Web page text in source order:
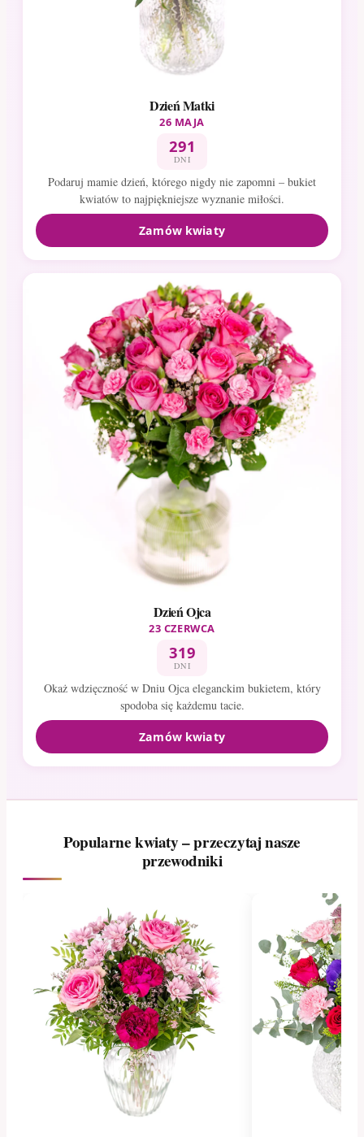
Dzień Matki
26 MAJA
291
DNI
Podaruj mamie dzień, którego nigdy nie zapomni – bukiet
kwiatów to najpiękniejsze wyznanie miłości.
Zamów kwiaty
Dzień Ojca
23 CZERWCA
319
DNI
Okaż wdzięczność w Dniu Ojca eleganckim bukietem, który
spodoba się każdemu tacie.
Zamów kwiaty
Popularne kwiaty – przeczytaj nasze
przewodniki